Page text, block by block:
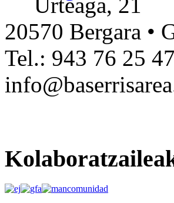
Urteaga, 21
20570 Bergara •
Tel.: 943 76 25